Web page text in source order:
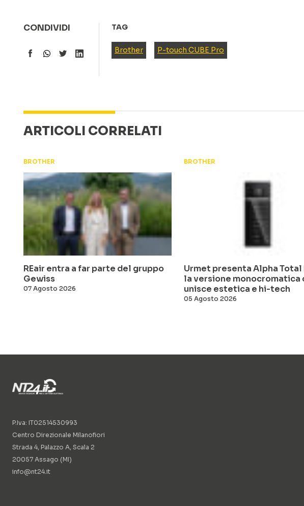
CONDIVIDI TAG
Brother P-touch CUBE Pro
ARTICOLI CORRELATI
BROTHER
REair entra a far parte del gruppo
Gewiss
07 Agosto 2026
BROTHER
Urmet presenta Alpha Total
la versione monocromatica
unisce estetica e hi-tech
05 Agosto 2026
P.Iva: IT02514530993
Centro Direzionale Milanofiori
Strada 4, Palazzo A, Scala 2
20057 Assago (MI)
info@nt24.it